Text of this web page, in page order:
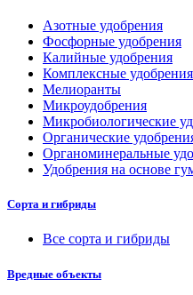
Азотные удобрения
Фосфорные удобрения
Калийные удобрения
Комплексные удобрения
Мелиоранты
Микроудобрения
Микробиологические
Органические
Органоминеральные
Удобрения на основе
Сорта и гибриды
Все сорта и гибриды
Вредные объекты